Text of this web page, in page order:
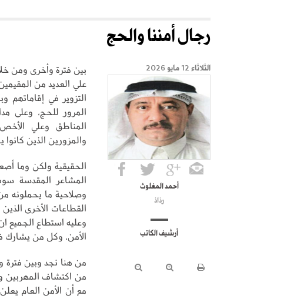
رجال أمننا والحج
الثلاثاء 12 مايو 2026
أحمد المغلوث
رذاذ
أرشيف الكاتب
بين فترة وأخرى ومن
علي العديد من
التزوير في إقاماتهم
المرور للحج، وعلى
المناطق وعلي
والمزورين الذين
الحقيقية ولكن وما
المشاعر المقدسة
وصلاحية ما يحملونه
القطاعات الأخرى
وعليه استطاع الجميع
الأمن، وكل من يشارك
من هنا نجد وبين فترة
من اكتشاف المهربين